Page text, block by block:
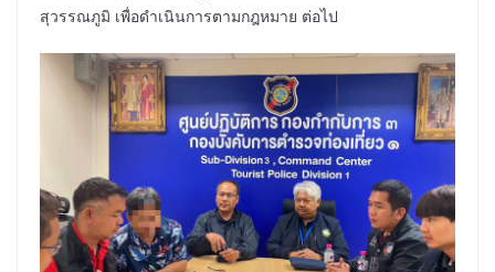
สุวรรณภูมิ เพื่อดำเนินการตามกฎหมาย ต่อไป